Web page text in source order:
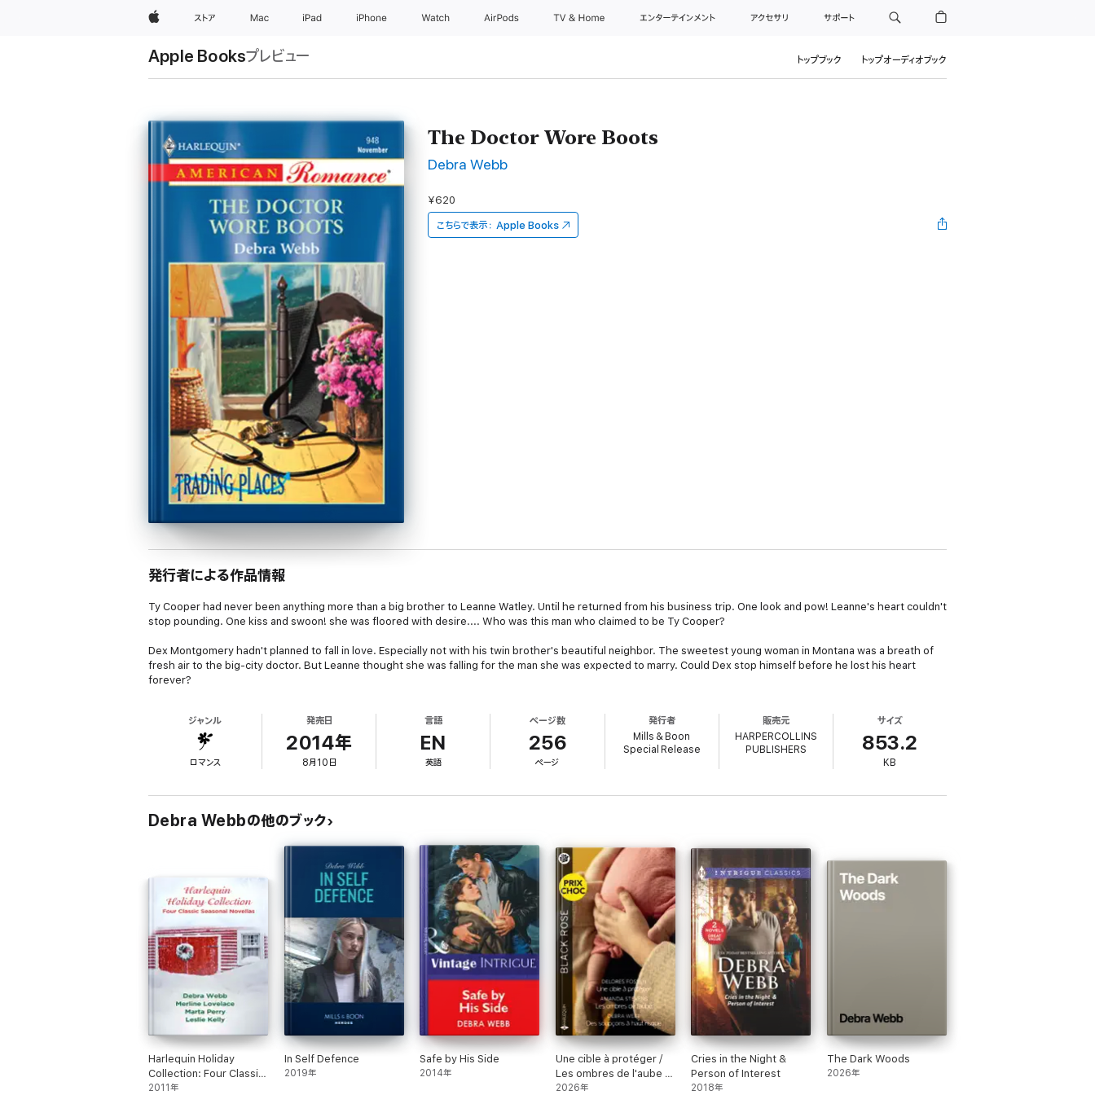
Appleストア Mac iPad iPhone Watch AirPods TV & Home エンターテインメント アクセサリ サポート
Apple Booksプレビュー トップブック トップオーディオブック
The Doctor Wore Boots
Debra Webb
¥620
こちらで表示： Apple Books
発行者による作品情報
Ty Cooper had never been anything more than a big brother to Leanne Watley. Until he returned from his business trip. One look and pow! Leanne's heart couldn't
stop pounding. One kiss and swoon! she was floored with desire.... Who was this man who claimed to be Ty Cooper?
Dex Montgomery hadn't planned to fall in love. Especially not with his twin brother's beautiful neighbor. The sweetest young woman in Montana was a breath of
fresh air to the big-city doctor. But Leanne thought she was falling for the man she was expected to marry. Could Dex stop himself before he lost his heart
forever?
ジャンル
ロマンス
発売日
2014年
8月10日
言語
EN
英語
ページ数
256
ページ
発行者
Mills & Boon
Special Release
販売元
HARPERCOLLINS
PUBLISHERS
サイズ
853.2
KB
Debra Webbの他のブック
Harlequin Holiday
Collection: Four Classic
Seasonal Novellas
2011年
In Self Defence
2019年
Safe by His Side
2014年
Une cible à protéger /
Les ombres de l'aube /
Des soupçons à haut
2026年
Cries in the Night &
Person of Interest
2018年
The Dark Woods
2026年